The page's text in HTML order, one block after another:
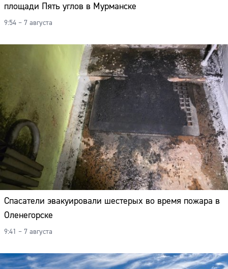
площади Пять углов в Мурманске
9:54 – 7 августа
Спасатели эвакуировали шестерых во время пожара в
Оленегорске
9:41 – 7 августа